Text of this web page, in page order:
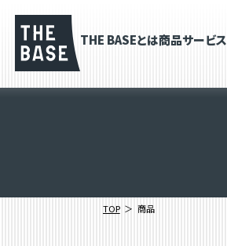
THE BASEとは商品サービス
TOP 商品